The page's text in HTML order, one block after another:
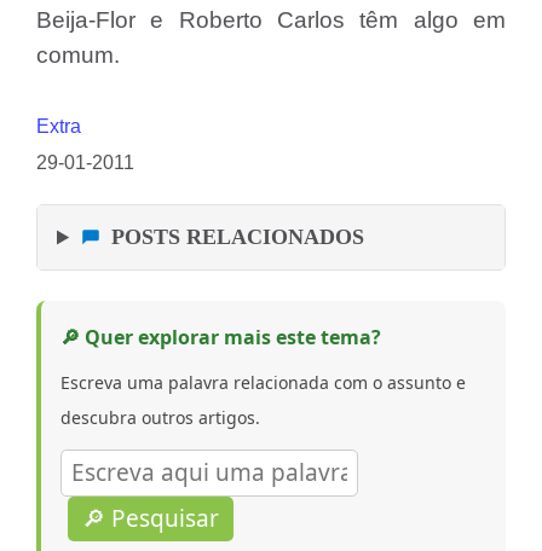
Beija-Flor e Roberto Carlos têm algo em
comum.
Extra
29-01-2011
POSTS RELACIONADOS
🔎 Quer explorar mais este tema?
Escreva uma palavra relacionada com o assunto e
descubra outros artigos.
🔎 Pesquisar